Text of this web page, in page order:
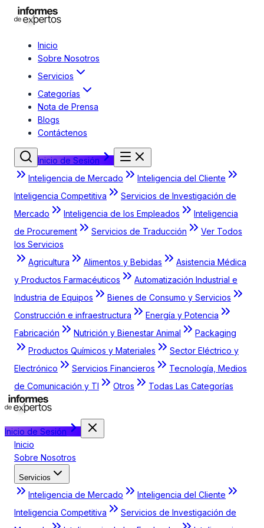
Inicio
Sobre Nosotros
Servicios
Categorías
Nota de Prensa
Blogs
Contáctenos
Inicio de Sesión
Inteligencia de Mercado
Inteligencia del Cliente
Inteligencia Competitiva
Servicios de Investigación de
Mercado
Inteligencia de los Empleados
Inteligencia
de Procurement
Servicios de Traducción
Ver Todos
los Servicios
Agricultura
Alimentos y Bebidas
Asistencia Médica
y Productos Farmacéuticos
Automatización Industrial e
Industria de Equipos
Bienes de Consumo y Servicios
Construcción e infraestructura
Energía y Potencia
Fabricación
Nutrición y Bienestar Animal
Packaging
Productos Químicos y Materiales
Sector Eléctrico y
Electrónico
Servicios Financieros
Tecnología, Medios
de Comunicación y TI
Otros Todas Las Categorías
Inicio de Sesión
Inicio
Sobre Nosotros
Servicios
Inteligencia de Mercado
Inteligencia del Cliente
Inteligencia Competitiva
Servicios de Investigación de